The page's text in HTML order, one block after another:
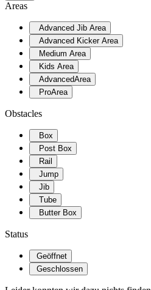
Areas
Advanced Jib Area
Advanced Kicker Area
Medium Area
Kids Area
AdvancedArea
ProArea
Obstacles
Box
Post Box
Rail
Jump
Jib
Tube
Butter Box
Status
Geöffnet
Geschlossen